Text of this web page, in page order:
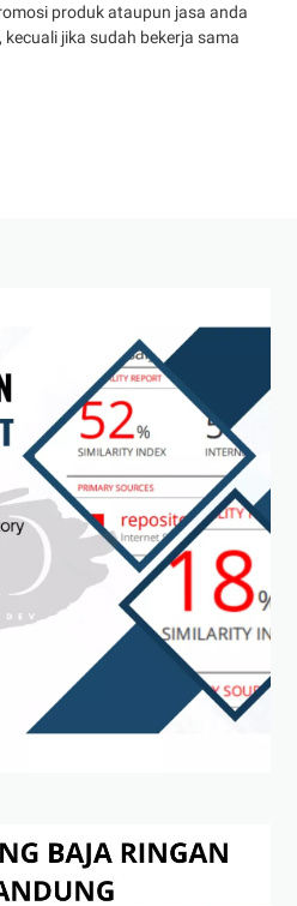
produk ataupun jasa anda
kecuali jika sudah bekerja sama